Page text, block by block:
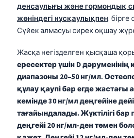
денсаулығы және гормондық
жөніндегі нұсқаулықпен.
Сүйек алмасуы сирек оқшау
Жасқа негізделген қысқаша
ересектер үшін D
диапазоны 20–50 нг/мл.
құлау қаупі бар егде жастағы
кемінде 30 нг/мл деңгейіне
тағайындалады.Жүктілігі
деңгейі 20 нг/мл-ден төмен